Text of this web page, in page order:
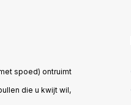
spoed) ontruimt
die u kwijt wil,